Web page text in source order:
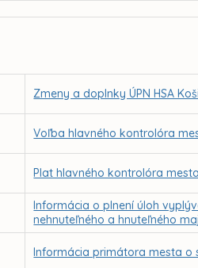
Zmeny a doplnky ÚPN HSA
Voľba hlavného kontrolóra
Plat hlavného kontrolóra
Informácia o plnení úloh
nehnuteľného a hnuteľného
Informácia primátora mesta o